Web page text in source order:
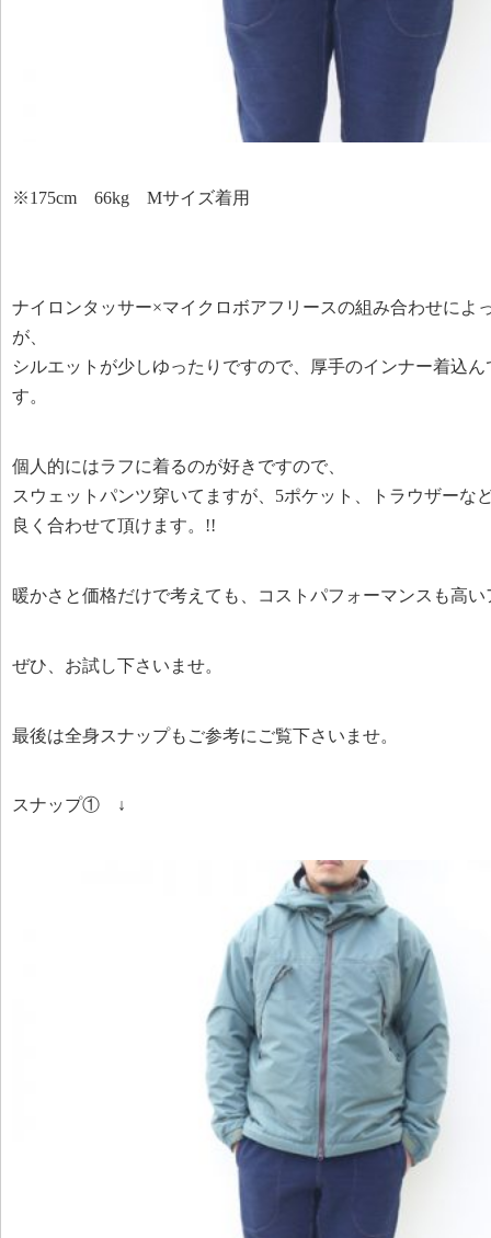
※175cm 66kg Mサイズ着用
ナイロンタッサー×マイクロボアフリースの組み合わせによ
が、
シルエットが少しゆったりですので、厚手のインナー着込
す。
個人的にはラフに着るのが好きですので、
スウェットパンツ穿いてますが、5ポケット、トラウザーな
良く合わせて頂けます。!!
暖かさと価格だけで考えても、コストパフォーマンスも高
ぜひ、お試し下さいませ。
最後は全身スナップもご参考にご覧下さいませ。
スナップ① ↓